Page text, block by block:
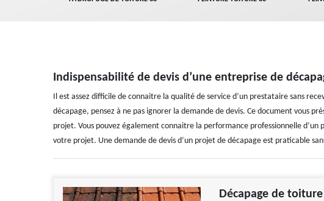
Indispensabilité de devis d’une entreprise de
Il est assez difficile de connaitre la qualité de service d’un prestataire sans
décapage, pensez à ne pas ignorer la demande de devis. Ce document vous
projet. Vous pouvez également connaitre la performance professionnelle d’un
votre projet. Une demande de devis d’un projet de décapage est praticable
Décapage de toiture